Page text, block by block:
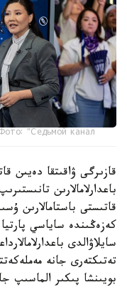
"Седьмой канал"
قازىرگى ۋاقىتقا دەيىن
باعدارلامالارىن
قاتىستى باستامالارىن
كەزەڭىندە ساياسي
سايلاۋالدى
تەتىكتەرى جانە
بويىنشا پىكىر الماسىپ